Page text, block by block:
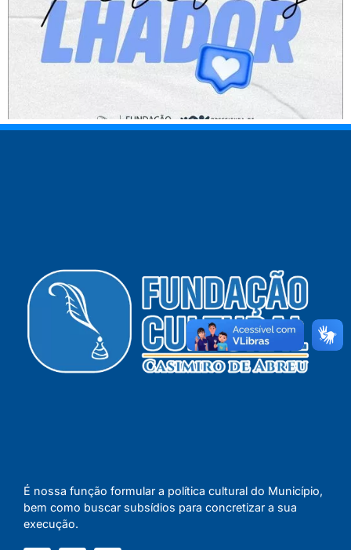
É nossa função formular a política cultural do Município,
bem como buscar subsídios para concretizar a sua
execução.